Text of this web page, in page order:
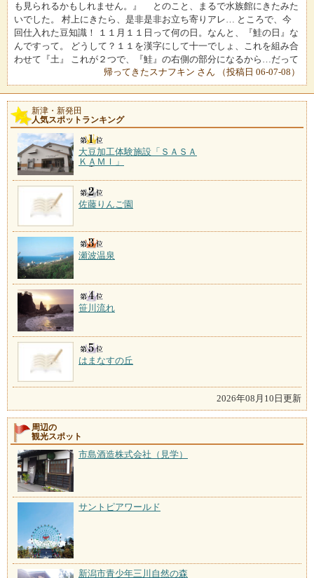
も見られるかもしれません。』 とのこと、まるで水族館にきたみた
いでした。 村上にきたら、是非是非お立ち寄りアレ… ところで、今
回仕入れた豆知識！ １１月１１日って何の日。なんと、『鮭の日』な
んですって。 どうして？１１を漢字にして十一でしょ、これを組み合
わせて『土』 これが２つで、『鮭』の右側の部分になるから…だって
帰ってきたスナフキン さん （投稿日 06-07-08）
新津・新発田
人気スポットランキング
大豆加工体験施設「ＳＡＳＡ
ＫＡＭＩ」
佐藤りんご園
瀬波温泉
笹川流れ
はまなすの丘
2026年08月10日更新
周辺の
観光スポット
市島酒造株式会社（見学）
サントピアワールド
新潟市青少年三川自然の森